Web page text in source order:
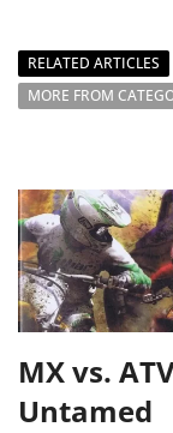
RELATED ARTICLES
MORE FROM
MX vs.
Untamed